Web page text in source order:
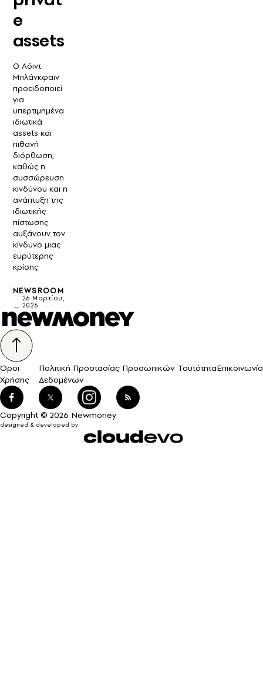
e
assets
Ο Λόιντ
Μπλάνκφαϊν
προειδοποιεί
για
υπερτιμημένα
ιδιωτικά
assets και
πιθανή
διόρθωση,
καθώς η
συσσώρευση
κινδύνου και η
ανάπτυξη της
ιδιωτικής
πίστωσης
αυξάνουν τον
κίνδυνο μιας
ευρύτερης
κρίσης
NEWSROOM
26 Μαρτίου,
2026
Όροι
Χρήσης
Πολιτική Προστασίας Προσωπικών
Δεδομένων
ΤαυτότηταΕπικοινωνία
Copyright © 2026 Newmoney
designed & developed by